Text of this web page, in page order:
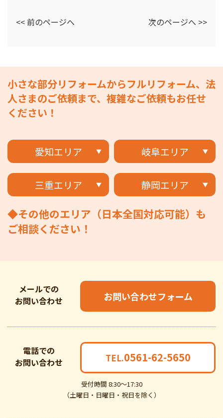
<< 前のページへ 次のページへ >>
小さな部分リフォームからフルリフォーム、法
人さまのご依頼まで、複雑なご依頼もお任せ
ください！
愛知エリア 岐阜エリア
三重エリア 静岡エリア
◆その他のエリア（日本全国対応可能）も
ご相談ください！
メールでの
お問い合わせ
お問い合わせフォーム
電話での
お問い合わせ
受付時間 8:30～17:30
（土曜日・日曜日・祝日を除く）
TEL.0561-62-5650